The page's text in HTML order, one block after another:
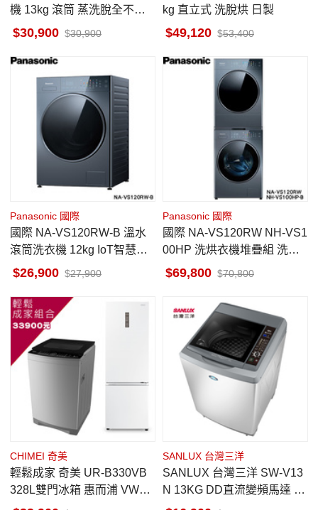
機 13kg 滾筒 蒸洗脫全不鏽
鋼筒槽與攪拌翼
30,900 30,900
kg 直立式 洗脫烘 日製
49,120 53,400
Panasonic 國際
國際 NA-VS120RW-B 溫水
滾筒洗衣機 12kg IoT智慧健
康家電 全彩觸控LED面板
26,900 27,900
Panasonic 國際
國際 NA-VS120RW NH-VS1
00HP 洗烘衣機堆疊組 洗衣
12kg /乾衣 10kg
69,800 70,800
CHIMEI 奇美
輕鬆成家 奇美 UR-B330VB
328L雙門冰箱 惠而浦 VWED
1301BS 13公斤洗衣機
SANLUX 台灣三洋
SANLUX 台灣三洋 SW-V13
N 13KG DD直流變頻馬達 直
立式洗衣機